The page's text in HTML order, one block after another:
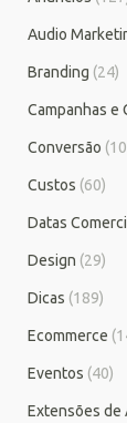
Audio
Branding (24)
Campanhas e
Conversão
Custos (60)
Datas
Design (29)
Dicas (189)
Ecommerce
Eventos (40)
Extensões de